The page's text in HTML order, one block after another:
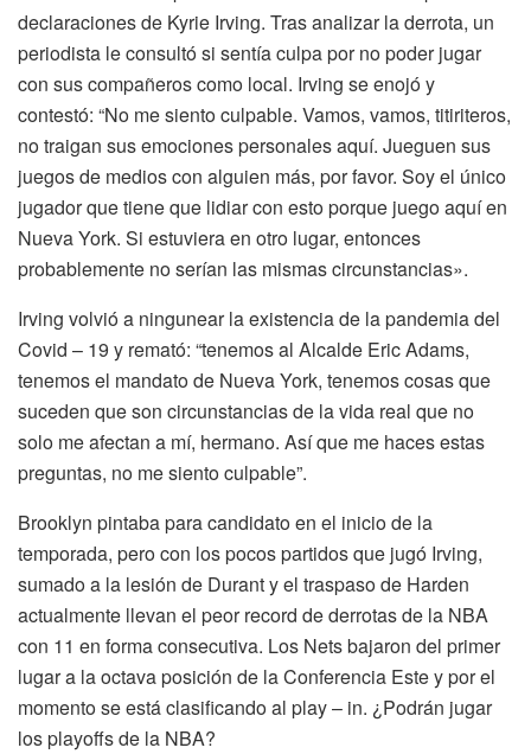
declaraciones de Kyrie Irving. Tras analizar la derrota, un
periodista le consultó si sentía culpa por no poder jugar
con sus compañeros como local. Irving se enojó y
contestó: “No me siento culpable. Vamos, vamos, titiriteros,
no traigan sus emociones personales aquí. Jueguen sus
juegos de medios con alguien más, por favor. Soy el único
jugador que tiene que lidiar con esto porque juego aquí en
Nueva York. Si estuviera en otro lugar, entonces
probablemente no serían las mismas circunstancias».
Irving volvió a ningunear la existencia de la pandemia del
Covid – 19 y remató: “tenemos al Alcalde Eric Adams,
tenemos el mandato de Nueva York, tenemos cosas que
suceden que son circunstancias de la vida real que no
solo me afectan a mí, hermano. Así que me haces estas
preguntas, no me siento culpable”.
Brooklyn pintaba para candidato en el inicio de la
temporada, pero con los pocos partidos que jugó Irving,
sumado a la lesión de Durant y el traspaso de Harden
actualmente llevan el peor record de derrotas de la NBA
con 11 en forma consecutiva. Los Nets bajaron del primer
lugar a la octava posición de la Conferencia Este y por el
momento se está clasificando al play – in. ¿Podrán jugar
los playoffs de la NBA?